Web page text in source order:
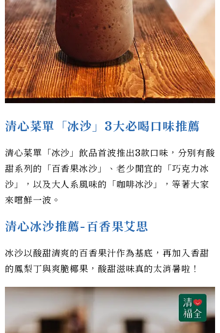
清心菜單「冰沙」3大必喝口味推薦
清心菜單「冰沙」飲品首波推出3款口味，分別有酸
甜系列的「百香果冰沙」、老少閒宜的「巧克力冰
沙」，以及大人系風味的「咖啡冰沙」，等著大家
來嚐鮮一波。
清心冰沙推薦-百香果艾思
冰沙以酸甜清爽的百香果汁作為基底，再加入香甜
的鳳梨丁與爽脆椰果，酸甜滋味真的太消暑啦！